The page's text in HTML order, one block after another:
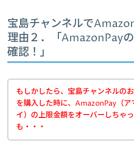
宝島チャンネルで
理由２．「AmazonPay
確認！」
もしかしたら、宝島チャンネルの
を購入した時に、AmazonPay（ア
イ）の上限金額をオーバーしちゃ
も・・・